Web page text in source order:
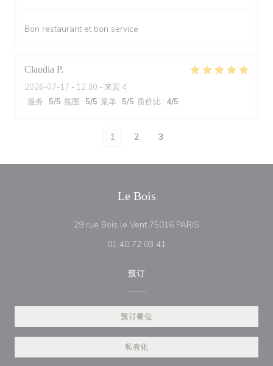
Bon restaurant et bon service
Claudia P
2026-07-17 - 12:30 - 来宾 4
服务 : 5/5 氛围 : 5/5 菜单 : 5/5 质价比 : 4/5
1 2 3
Le Bois
29 rue Bois le Vent 75016 PARIS
01 40 72 03 41
预订
预订餐位
私有化